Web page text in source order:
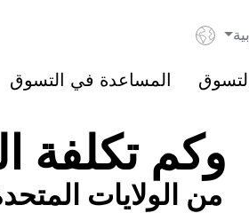
المساعدة في التسوق
وكم تكلفة
من الولايات